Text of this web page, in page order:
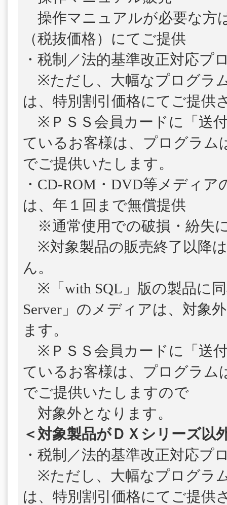
操作マニュアルが必要な方
（税抜価格）にてご提供
・税制／法的基準改正対応プ
※ただし、大幅なプログラ
は、特別割引価格にてご提供
※ＰＳＳ会員カードに「送
ているお客様は、プログラム
でご提供いたします。
・CD-ROM・DVD等メディア
は、年１回まで無償提供
※通常使用での破損・紛失
※対象製品の販売終了以降
ん。
※「with SQL」版の製品に
Server」のメディアは、対象
ます。
※ＰＳＳ会員カードに「送
ているお客様は、プログラム
でご提供いたしますので
対象外となります。
＜対象製品がＤＸシリーズ以
・税制／法的基準改正対応プ
※ただし、大幅なプログラ
は、特別割引価格にてご提供